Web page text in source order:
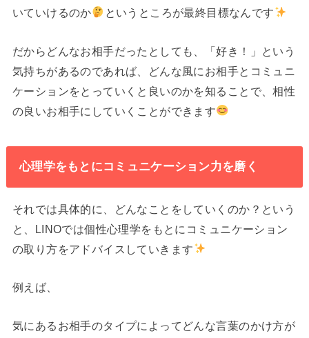
いていけるのか
というところが最終目標なんです
だからどんなお相手だったとしても、「好き！」という
気持ちがあるのであれば、どんな風にお相手とコミュニ
ケーションをとっていくと良いのかを知ることで、相性
の良いお相手にしていくことができます
心理学をもとにコミュニケーション力を磨く
それでは具体的に、どんなことをしていくのか？という
と、LINOでは個性心理学をもとにコミュニケーション
の取り方をアドバイスしていきます
例えば、
気にあるお相手のタイプによってどんな言葉のかけ方が